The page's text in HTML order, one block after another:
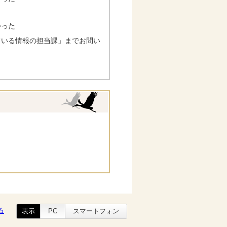
た
る情報の担当課」までお問い
表示 PC スマートフォン